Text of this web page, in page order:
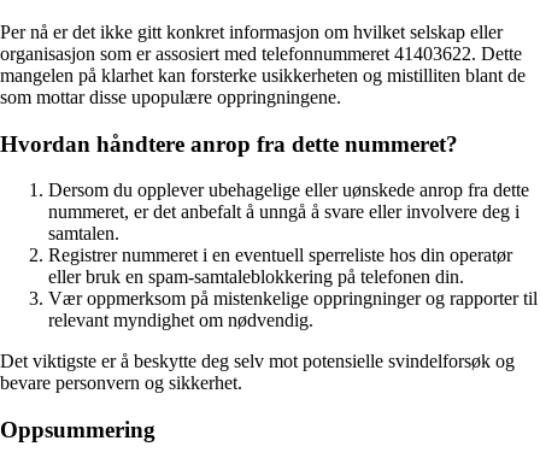
Per nå er det ikke gitt konkret informasjon om hvilket selskap eller
organisasjon som er assosiert med telefonnummeret 41403622. Dette
mangelen på klarhet kan forsterke usikkerheten og mistilliten blant de
som mottar disse upopulære oppringningene.
Hvordan håndtere anrop fra dette nummeret?
Dersom du opplever ubehagelige eller uønskede anrop fra dette
nummeret, er det anbefalt å unngå å svare eller involvere deg i
samtalen.
Registrer nummeret i en eventuell sperreliste hos din operatør
eller bruk en spam-samtaleblokkering på telefonen din.
Vær oppmerksom på mistenkelige oppringninger og rapporter til
relevant myndighet om nødvendig.
Det viktigste er å beskytte deg selv mot potensielle svindelforsøk og
bevare personvern og sikkerhet.
Oppsummering